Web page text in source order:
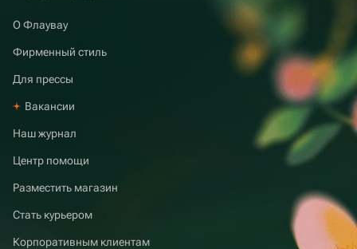
О Флаувау
Фирменный стиль
Для прессы
Вакансии
Наш журнал
Центр помощи
Разместить магазин
Стать курьером
Корпоративным клиентам